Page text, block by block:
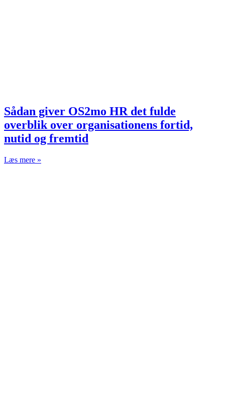
Sådan giver OS2mo HR det fulde
overblik over organisationens fortid,
nutid og fremtid
Læs mere »